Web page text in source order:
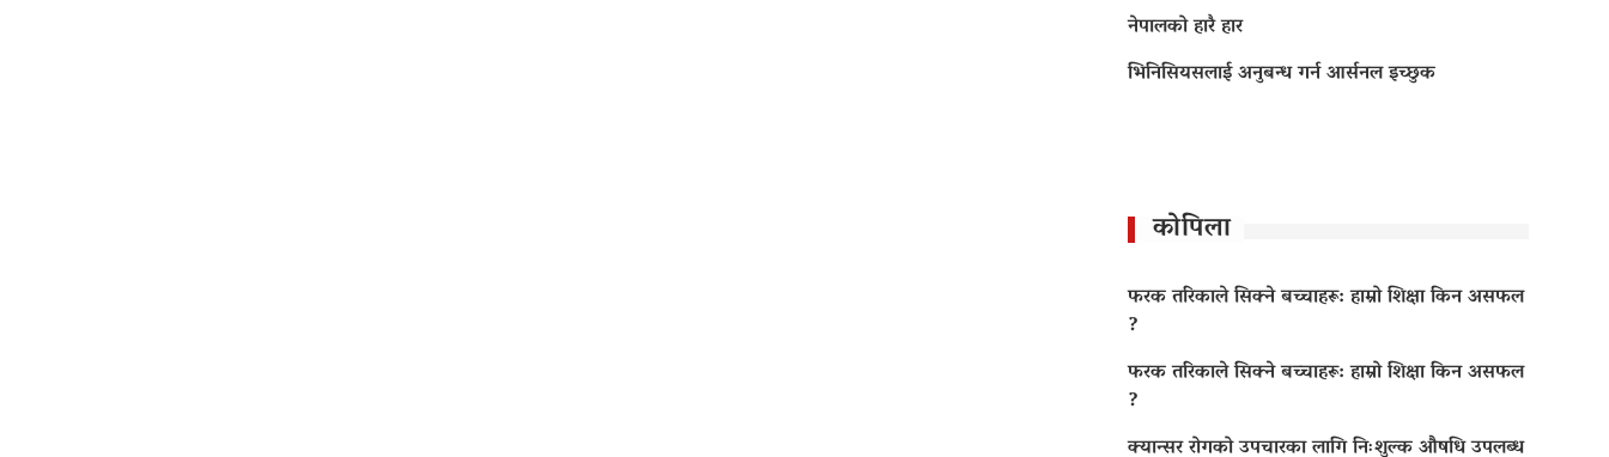
नेपालको हारै हार
भिनिसियसलाई अनुबन्ध गर्न आर्सनल इच्छुक
कोपिला
फरक तरिकाले सिक्ने बच्चाहरू: हाम्रो शिक्षा किन असफल
?
फरक तरिकाले सिक्ने बच्चाहरू: हाम्रो शिक्षा किन असफल
?
क्यान्सर रोगको उपचारका लागि निःशुल्क औषधि उपलब्ध